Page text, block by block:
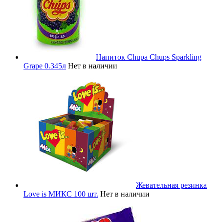
Напиток Chupa Chups Sparkling
Grape 0.345л Нет в наличии
Жевательная резинка
Love is МИКС 100 шт. Нет в наличии